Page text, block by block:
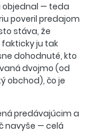
objednal — teda
poveril predajom
stáva, že
ju tak
dohodnuté, kto
dvojmo (od
obchod), čo je
predávajúcim a
navyše — celá